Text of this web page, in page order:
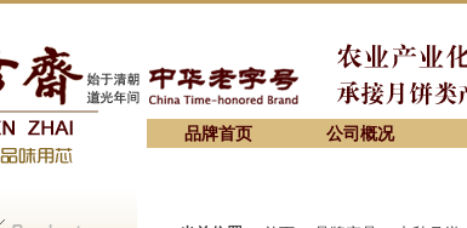
品牌首页 公司概况